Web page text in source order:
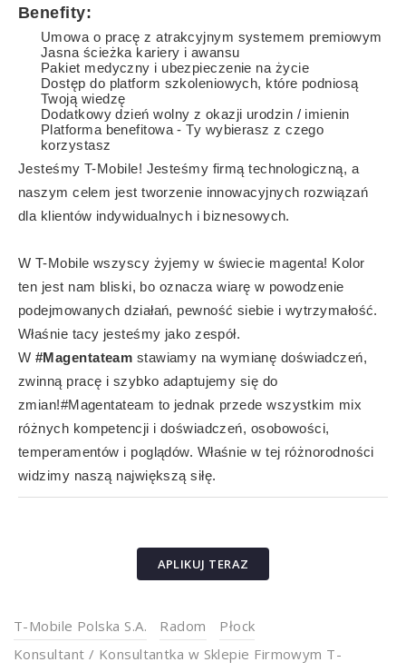
Benefity:
Umowa o pracę z atrakcyjnym systemem premiowym
Jasna ścieżka kariery i awansu
Pakiet medyczny i ubezpieczenie na życie
Dostęp do platform szkoleniowych, które podniosą
Twoją wiedzę
Dodatkowy dzień wolny z okazji urodzin / imienin
Platforma benefitowa - Ty wybierasz z czego
korzystasz
Jesteśmy T-Mobile! Jesteśmy firmą technologiczną, a
naszym celem jest tworzenie innowacyjnych rozwiązań
dla klientów indywidualnych i biznesowych.
W T-Mobile wszyscy żyjemy w świecie magenta! Kolor
ten jest nam bliski, bo oznacza wiarę w powodzenie
podejmowanych działań, pewność siebie i wytrzymałość.
Właśnie tacy jesteśmy jako zespół.
W #Magentateam stawiamy na wymianę doświadczeń,
zwinną pracę i szybko adaptujemy się do
zmian!#Magentateam to jednak przede wszystkim mix
różnych kompetencji i doświadczeń, osobowości,
temperamentów i poglądów. Właśnie w tej różnorodności
widzimy naszą największą siłę.
APLIKUJ TERAZ
T-Mobile Polska S.A. Radom
Płock
Konsultant / Konsultantka w Sklepie Firmowym T-